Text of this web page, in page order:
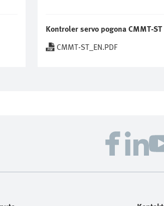
Kontroler servo pogona CMMT-ST
CMMT-ST_EN.PDF